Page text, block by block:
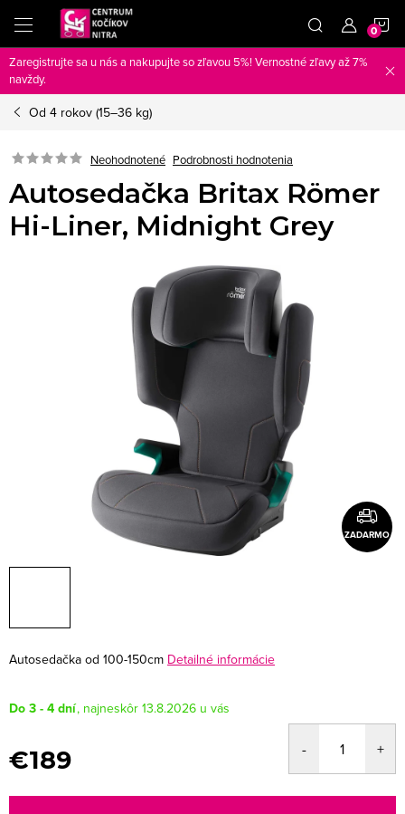
obsah
Zaregistrujte sa u nás a nakupujte so zľavou 5%! Vernostné zľavy až 7%
navždy.
Od 4 rokov (15–36 kg)
Neohodnotené Podrobnosti hodnotenia
Autosedačka Britax Römer
Hi-Liner, Midnight Grey
ZADARMO
Autosedačka od 100-150cm Detailné informácie
Do 3 - 4 dní 13.8.2026
€189
cena: